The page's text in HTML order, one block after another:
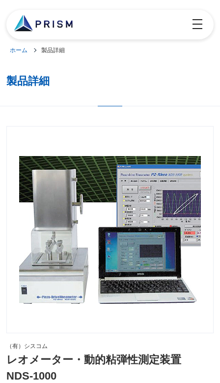
toggle
ホーム 製品詳細
製品詳細
（有）シスコム
レオメーター・動的粘弾性測定装置
NDS-1000